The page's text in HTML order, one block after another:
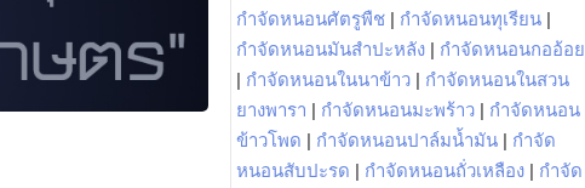
กำจัดหนอนศัตรูพืช | กำจัดหนอนทุเรียน |
กำจัดหนอนมันสำปะหลัง | กำจัดหนอนกออ้อย
| กำจัดหนอนในนาข้าว | กำจัดหนอนในสวน
ยางพารา | กำจัดหนอนมะพร้าว | กำจัดหนอน
ข้าวโพด | กำจัดหนอนปาล์มน้ำมัน | กำจัด
หนอนสับปะรด | กำจัดหนอนถั่วเหลือง | กำจัด